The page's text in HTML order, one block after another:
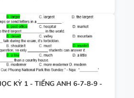
KỲ 1 - TIẾNG ANH 6-7-8-9 -